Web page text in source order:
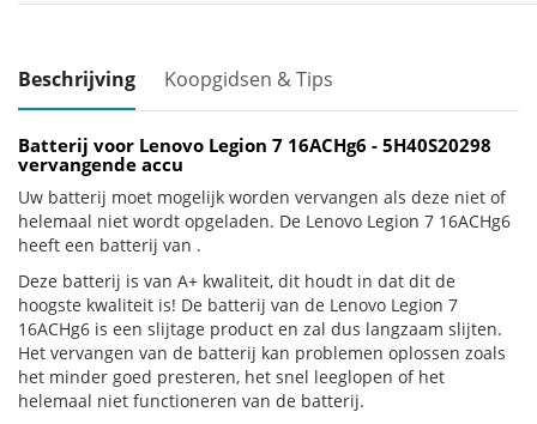
Beschrijving Koopgidsen & Tips
Batterij voor Lenovo Legion 7 16ACHg6 - 5H40S20298
vervangende accu
Uw batterij moet mogelijk worden vervangen als deze niet of
helemaal niet wordt opgeladen. De Lenovo Legion 7 16ACHg6
heeft een batterij van .
Deze batterij is van A+ kwaliteit, dit houdt in dat dit de
hoogste kwaliteit is! De batterij van de Lenovo Legion 7
16ACHg6 is een slijtage product en zal dus langzaam slijten.
Het vervangen van de batterij kan problemen oplossen zoals
het minder goed presteren, het snel leeglopen of het
helemaal niet functioneren van de batterij.